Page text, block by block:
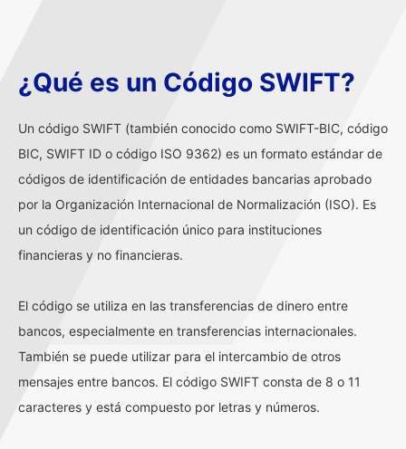
¿Qué es un Código SWIFT?
Un código SWIFT (también conocido como SWIFT-BIC, código
BIC, SWIFT ID o código ISO 9362) es un formato estándar de
códigos de identificación de entidades bancarias aprobado
por la Organización Internacional de Normalización (ISO). Es
un código de identificación único para instituciones
financieras y no financieras.
El código se utiliza en las transferencias de dinero entre
bancos, especialmente en transferencias internacionales.
También se puede utilizar para el intercambio de otros
mensajes entre bancos. El código SWIFT consta de 8 o 11
caracteres y está compuesto por letras y números.